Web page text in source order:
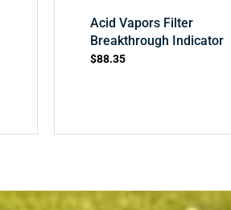
Acid Vapors Filter
Breakthrough Indicator
$88.35